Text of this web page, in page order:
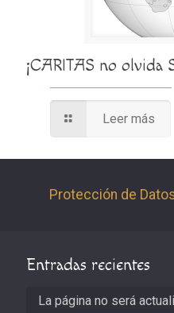
¡CARITAS no olvida
Leer más
Protección de
Entradas recientes
La página no será